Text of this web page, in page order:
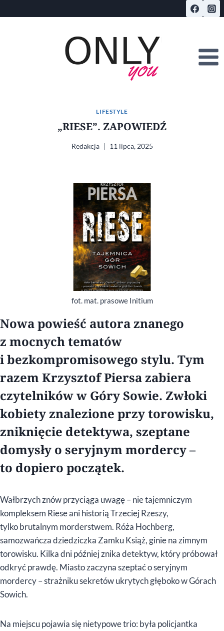
do
LIFESTYLE
„RIESE”. ZAPOWIEDŹ
Redakcja 11 lipca, 2025
fot. mat. prasowe Initium
Nowa powieść autora znanego
z mocnych tematów
i bezkompromisowego stylu. Tym
razem Krzysztof Piersa zabiera
czytelników w Góry Sowie. Zwłoki
kobiety znalezione przy torowisku,
zniknięcie detektywa, szeptane
domysły o seryjnym mordercy –
to dopiero początek.
Wałbrzych znów przyciąga uwagę – nie tajemniczym
kompleksem Riese ani historią Trzeciej Rzeszy,
tylko brutalnym morderstwem. Róża Hochberg,
samozwańcza dziedziczka Zamku Książ, ginie na zimnym
torowisku. Kilka dni później znika detektyw, który próbował
odkryć prawdę. Miasto zaczyna szeptać o seryjnym
mordercy – strażniku sekretów ukrytych głęboko w Górach
Sowich.
Na miejscu pojawia się nietypowe trio: była policjantka